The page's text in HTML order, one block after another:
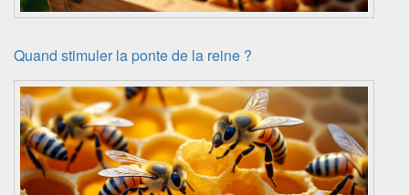
Quand stimuler la ponte de la reine ?